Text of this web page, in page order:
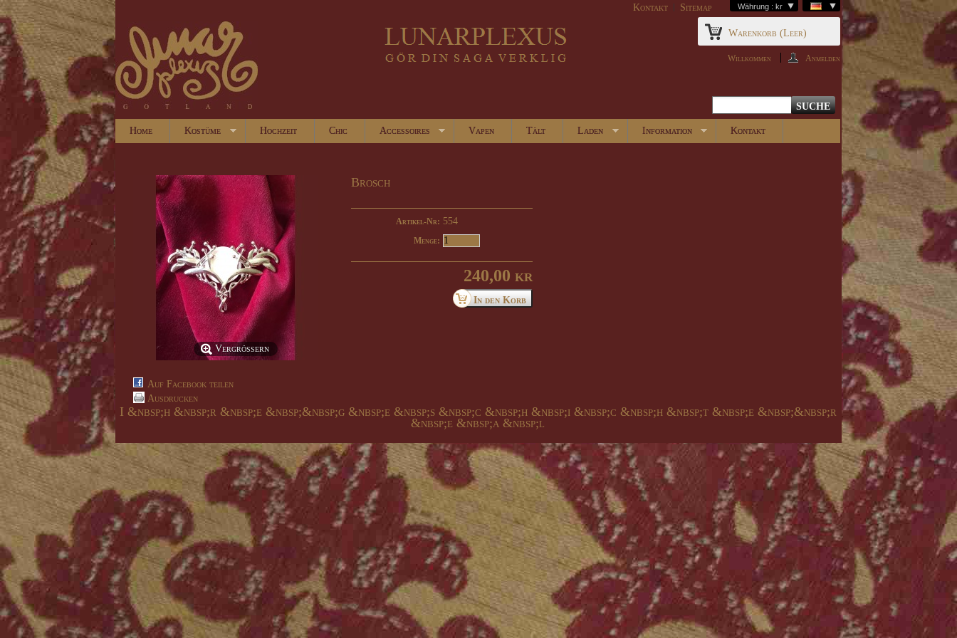
Währung : kr
Kontakt Sitemap
Warenkorb (Leer)
Willkommen Anmelden
Home Kostüme Hochzeit Chic Accessoires Vapen Tält Laden Information Kontakt
Vergrößern
Auf Facebook teilen
Ausdrucken
Brosch
Artikel-Nr: 554
Menge:
240,00 kr
I &nbsp;h &nbsp;r &nbsp;e &nbsp;&nbsp;g &nbsp;e &nbsp;s &nbsp;c &nbsp;h &nbsp;i &nbsp;c &nbsp;h &nbsp;t &nbsp;e &nbsp;&nbsp;r
&nbsp;e &nbsp;a &nbsp;l